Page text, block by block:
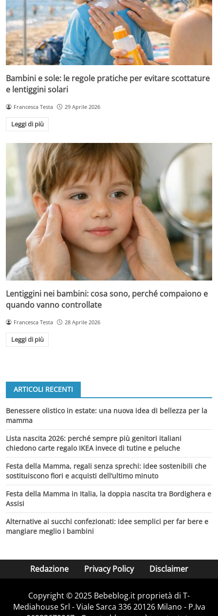
Bambini e sole: le regole pratiche per evitare scottature
e lentiggini solari
Francesca Testa 29 Aprile 2026
Leggi di più
Lentiggini nei bambini: cosa sono, perché compaiono e
quando vanno controllate
Francesca Testa 28 Aprile 2026
Leggi di più
ARTICOLI RECENTI
Benessere olistico in estate: una nuova idea di bellezza per la
mamma
Lista nascita 2026: perché sempre più genitori italiani
chiedono carte regalo IKEA invece di tutine e peluche
Festa della Mamma, regali senza sprechi: idee sostenibili che
sostituiscono fiori e acquisti dell’ultimo minuto
Festa della Mamma in Italia, la doppia nascita tra Bordighera e
Assisi
Alternative ai succhi confezionati: idee semplici per far bere e
mangiare meglio i bambini
Redazione Privacy Policy Disclaimer
Copyright © 2025 Bebeblog.it proprietà di T-
Mediahouse Srl - Viale Sarca 336 20126 Milano - P.Iva